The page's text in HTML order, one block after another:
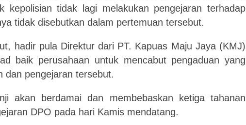
kepolisian tidak lagi melakukan pengejaran terhadap
tidak disebutkan dalam pertemuan tersebut.
hadir pula Direktur dari PT. Kapuas Maju Jaya (KMJ)
baik perusahaan untuk mencabut pengaduan yang
dan pengejaran tersebut.
akan berdamai dan membebaskan ketiga tahanan
DPO pada hari Kamis mendatang.